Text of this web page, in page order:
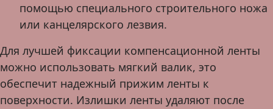
помощью специального строительного ножа
или канцелярского лезвия.
Для лучшей фиксации компенсационной ленты
можно использовать мягкий валик, это
обеспечит надежный прижим ленты к
поверхности. Излишки ленты удаляют после